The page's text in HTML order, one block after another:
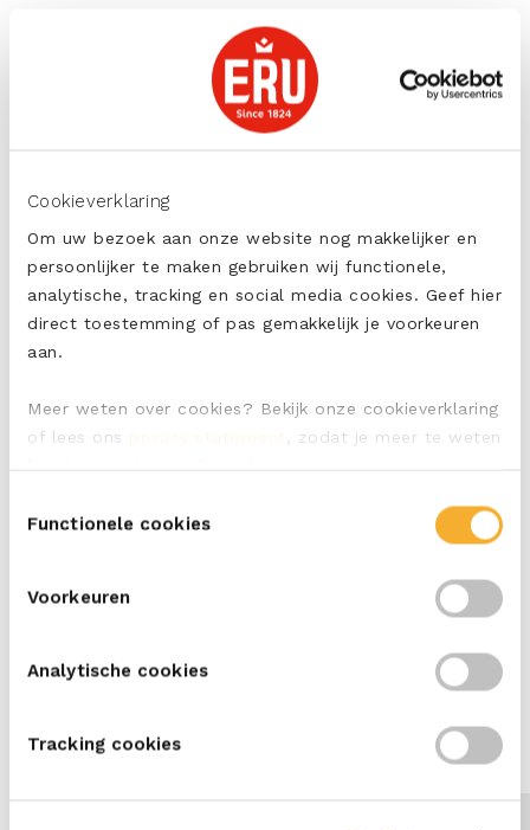
Cookieverklaring
Om uw bezoek aan onze website nog makkelijker en
persoonlijker te maken gebruiken wij functionele,
analytische, tracking en social media cookies. Geef hier
direct toestemming of pas gemakkelijk je voorkeuren
aan.
Meer weten over cookies? Bekijk onze cookieverklaring
of lees ons privacy statement
, zodat je meer te weten
Functionele cookies
Voorkeuren
Analytische cookies
Tracking cookies
deze voedzame lunchtrommel
met fruit,
komkommer en een wrap met ERU Kids. Maak de
Kids lunchbox met aardbeien, komkommer,
wortel en een boterham met smeerkaas
Verwen jouw kids met deze lunchbox
met aardbeien,
komkommer, wortel en mini sandwiches met
smeerkaas. Met deze lekkere lunchtrommel wil jouw
kijkje opdeze pagina.